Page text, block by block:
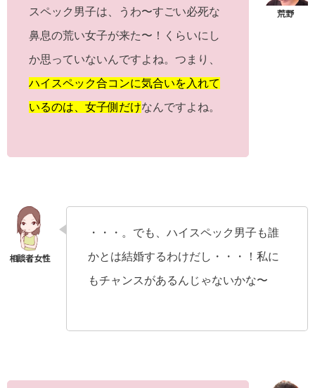
スペック男子は、うわ〜すごい必死な
鼻息の荒い女子が来た〜！くらいにし
か思っていないんですよね。つまり、
ハイスペック合コンに気合いを入れて
いるのは、女子側だけなんですよね。
・・・。でも、ハイスペック男子も誰
かとは結婚するわけだし・・・！私に
もチャンスがあるんじゃないかな〜